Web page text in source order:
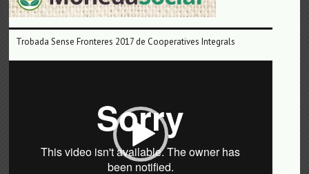
Trobada Sense Fronteres 2017 de Cooperatives Integrals